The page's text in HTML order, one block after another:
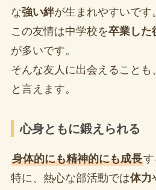
な強い絆が生まれやすいです。
この友情は中学校を卒業した
が多いです。
そんな友人に出会えることも
と言えます。
心身ともに鍛えられる
身体的にも精神的にも成長す
特に、熱心な部活動では体力